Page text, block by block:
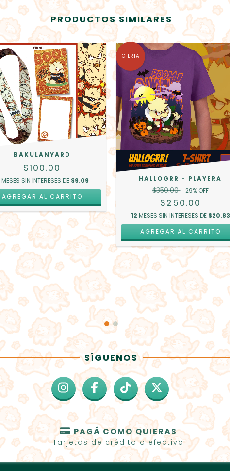
PRODUCTOS SIMILARES
BAKULANYARD
$100.00
MESES SIN INTERESES DE $9.09
AGREGAR AL CARRITO
OFERTA
HALLOGRR - PLAYERA
$350.00 29% OFF
$250.00
12 MESES SIN INTERESES DE $20.83
AGREGAR AL CARRITO
SÍGUENOS
PAGÁ COMO QUIERAS
Tarjetas de crédito o efectivo